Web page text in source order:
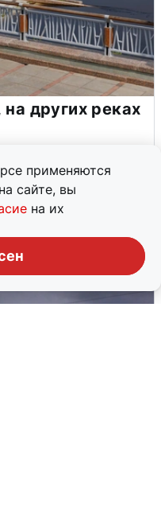
применяются
сайте, вы
на их
других реках